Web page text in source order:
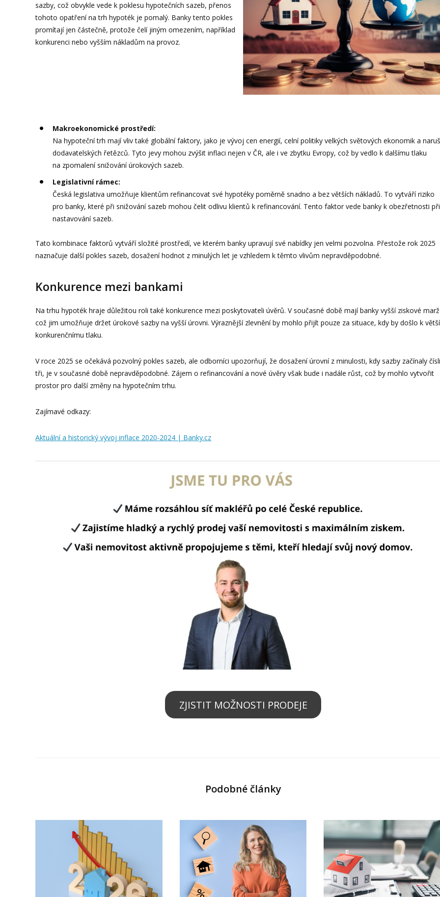
sazby, což obvykle vede k poklesu hypotečních sazeb, přenos
tohoto opatření na trh hypoték je pomalý. Banky tento pokles
promítají jen částečně, protože čelí jiným omezením, například
konkurenci nebo vyšším nákladům na provoz.
Makroekonomické prostředí:
Na hypoteční trh mají vliv také globální faktory, jako je vývoj cen energií, celní politiky velkých světových ekonomik a
dodavatelských řetězců. Tyto jevy mohou zvýšit inflaci nejen v ČR, ale i ve zbytku Evropy, což by vedlo k dalšímu tlaku
na zpomalení snižování úrokových sazeb.
Legislativní rámec:
Česká legislativa umožňuje klientům refinancovat své hypotéky poměrně snadno a bez větších nákladů. To vytváří riziko
pro banky, které při snižování sazeb mohou čelit odlivu klientů k refinancování. Tento faktor vede banky k obezřetnosti při
nastavování sazeb.
Tato kombinace faktorů vytváří složité prostředí, ve kterém banky upravují své nabídky jen velmi pozvolna. Přestože rok 2025
naznačuje další pokles sazeb, dosažení hodnot z minulých let je vzhledem k těmto vlivům nepravděpodobné.
Konkurence mezi bankami
Na trhu hypoték hraje důležitou roli také konkurence mezi poskytovateli úvěrů. V současné době mají banky vyšší ziskové
což jim umožňuje držet úrokové sazby na vyšší úrovni. Výraznější zlevnění by mohlo přijít pouze za situace, kdy by došlo k
konkurenčnímu tlaku.
V roce 2025 se očekává pozvolný pokles sazeb, ale odborníci upozorňují, že dosažení úrovní z minulosti, kdy sazby začínaly
tři, je v současné době nepravděpodobné. Zájem o refinancování a nové úvěry však bude i nadále růst, což by mohlo vytvořit
prostor pro další změny na hypotečním trhu.
Zajímavé odkazy:
Aktuální a historický vývoj inflace 2020-2024 | Banky.cz
ZJISTIT MOŽNOSTI PRODEJE
Podobné články